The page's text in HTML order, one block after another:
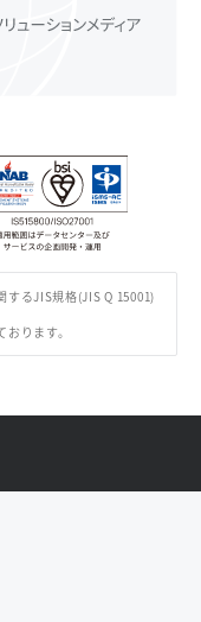
するJIS規格(JIS Q 15001)
ります。